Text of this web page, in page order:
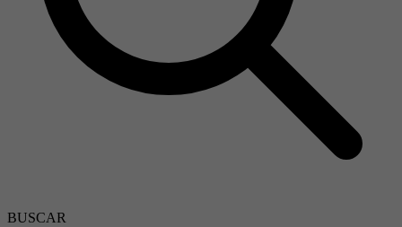
BUSCAR